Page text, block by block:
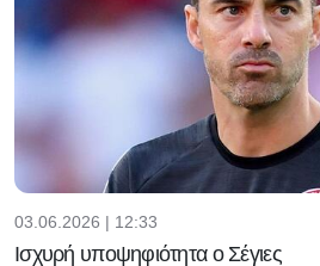
03.06.2026 | 12:33
Ισχυρή υποψηφιότητα ο Σέγιες